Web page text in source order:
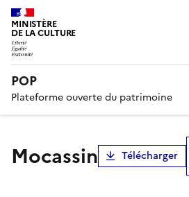
MINISTÈRE
DE LA CULTURE
POP
Plateforme ouverte du patrimoine
mocassin Télécharger